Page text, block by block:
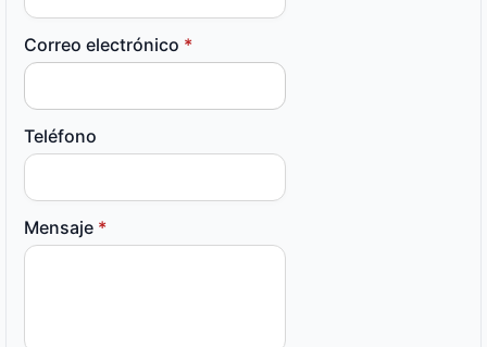
Correo electrónico *
Teléfono
Mensaje *